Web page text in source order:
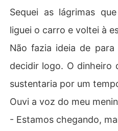
Sequei as lágrimas
liguei o carro e voltei à
Não fazia ideia de
decidir logo. O dinheiro
sustentaria por um
Ouvi a voz do meu
- Estamos chegando,